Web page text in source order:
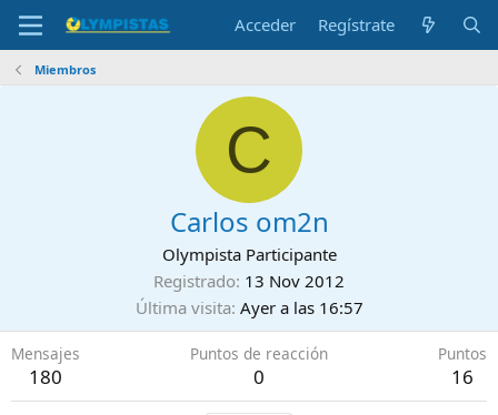
Acceder Regístrate
Miembros
C
Carlos om2n
Olympista Participante
Registrado 13 Nov 2012
Última visita Ayer a las 16:57
Mensajes
180
Puntos de reacción
0
Puntos
16